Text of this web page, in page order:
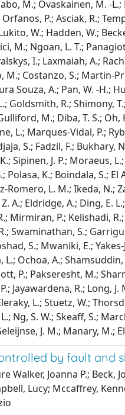
M.; Ovaskainen, M. -
P.; Asciak, R.;
W.; Hadden, W.;
M.; Ngoan, L. T.;
I.; Laxmaiah, A.;
Costanzo, S.; Martin-
Souza, A.; Pan, W. -H.;
Goldsmith, R.; Shimony,
M.; Diba, T. S.; Oh,
L.; Marques-Vidal, P.;
S.; Fadzil, F.; Bukhary,
Sipinen, J. P.; Moraeus,
K.; Boindala, S.; El
Romero, L. M.; Ikeda,
A.; Eldridge, A.; Ding, E.
Mirmiran, P.; Kelishadi,
Swaminathan, S.;
S.; Mwaniki, E.;
Ochoa, A.;
P.; Pakseresht, M.;
Jayawardena, R.; Long,
L.; Stuetz, W.;
Ng, S. W.; Skeaff, S.;
J. M.; Manary, M.;
by fault and
Walker, Joanna P.;
Lucy; Mccaffrey,